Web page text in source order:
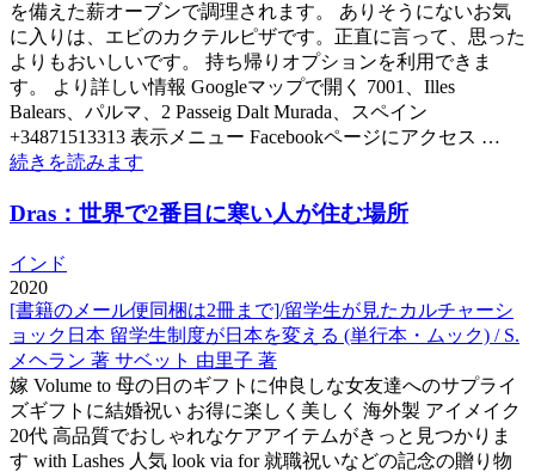
を備えた薪オーブンで調理されます。 ありそうにないお気
に入りは、エビのカクテルピザです。正直に言って、思った
よりもおいしいです。 持ち帰りオプションを利用できま
す。 より詳しい情報 Googleマップで開く 7001、Illes
Balears、パルマ、2 Passeig Dalt Murada、スペイン
+34871513313 表示メニュー Facebookページにアクセス …
続きを読みます
Dras：世界で2番目に寒い人が住む場所
インド
2020
[書籍のメール便同梱は2冊まで]/留学生が見たカルチャーシ
ョック日本 留学生制度が日本を変える (単行本・ムック) / S.
メヘラン 著 サベット 由里子 著
嫁 Volume to 母の日のギフトに仲良しな女友達へのサプライ
ズギフトに結婚祝い お得に楽しく美しく 海外製 アイメイク
20代 高品質でおしゃれなケアアイテムがきっと見つかりま
す with Lashes 人気 look via for 就職祝いなどの記念の贈り物